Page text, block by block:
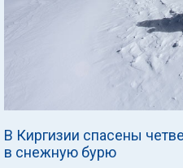
В Киргизии спасены
в снежную бурю